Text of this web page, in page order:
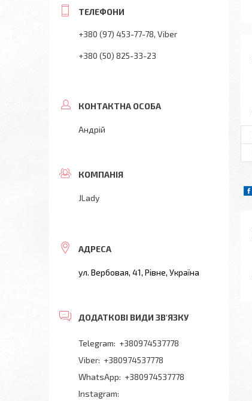
+380 (97) 453-77-78 Viber
+380 (50) 825-33-23
Андрій
JLady
ул. Вербовая, 41, Рівне, Україна
+380974537778
+380974537778
+380974537778
Instagram